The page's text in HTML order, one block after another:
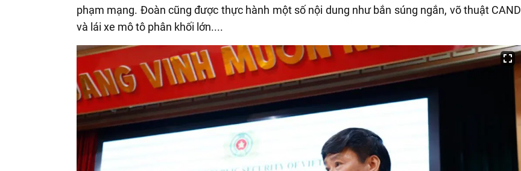
phạm mạng. Đoàn cũng được thực hành một số nội dung như bắn súng ngắn, võ thuật CAND
và lái xe mô tô phân khối lớn....